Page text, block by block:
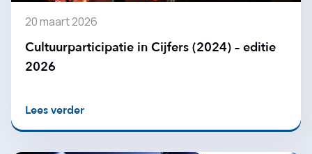
20 maart 2026
Cultuurparticipatie in Cijfers (2024) – editie
2026
Lees verder